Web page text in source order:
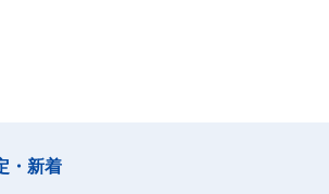
・新着